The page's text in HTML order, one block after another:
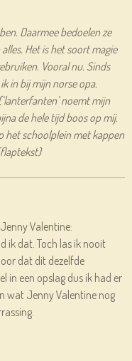
Daarmee bedoelen ze
Het is het soort magie
Vooral nu. Sinds
in bij mijn norse opa.
noemt mijn
de hele tijd boos op mij.
het schoolplein met kappen
Valentine:
ik dat. Toch las ik nooit
dat dit dezelfde
in een opslag dus ik had er
wat Jenny Valentine nog